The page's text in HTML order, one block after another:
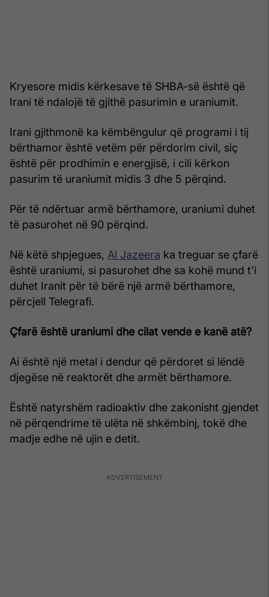
Kryesore midis kërkesave të SHBA-së është që
Irani të ndalojë të gjithë pasurimin e uraniumit.
Irani gjithmonë ka këmbëngulur që programi i tij
bërthamor është vetëm për përdorim civil, siç
është për prodhimin e energjisë, i cili kërkon
pasurim të uraniumit midis 3 dhe 5 përqind.
Për të ndërtuar armë bërthamore, uraniumi duhet
të pasurohet në 90 përqind.
Në këtë shpjegues, Al Jazeera ka treguar se çfarë
është uraniumi, si pasurohet dhe sa kohë mund t'i
duhet Iranit për të bërë një armë bërthamore,
përcjell Telegrafi.
Çfarë është uraniumi dhe cilat vende e kanë atë?
Ai është një metal i dendur që përdoret si lëndë
djegëse në reaktorët dhe armët bërthamore.
Është natyrshëm radioaktiv dhe zakonisht gjendet
në përqendrime të ulëta në shkëmbinj, tokë dhe
madje edhe në ujin e detit.